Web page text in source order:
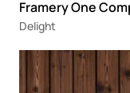
Delight
Loading